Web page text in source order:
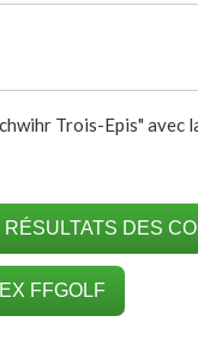
Trois-Epis"
RÉSULTATS DES
FFGOLF